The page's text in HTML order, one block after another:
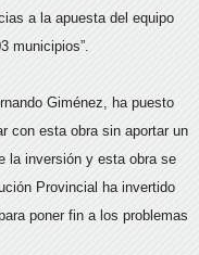
a la apuesta del equipo
municipios”.
Giménez, ha puesto
con esta obra sin aportar un
la inversión y esta obra se
Provincial ha invertido
poner fin a los problemas